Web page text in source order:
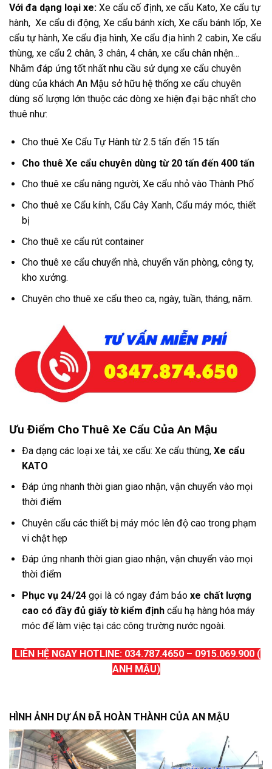
Với đa dạng loại xe: Xe cẩu cố định, xe cẩu Kato, Xe cẩu tự
hành, Xe cẩu di động, Xe cẩu bánh xích, Xe cẩu bánh lốp, Xe
cẩu tự hành, Xe cẩu địa hình, Xe cẩu địa hình 2 cabin, Xe cẩu
thùng, xe cẩu 2 chân, 3 chân, 4 chân, xe cẩu chân nhện…
Nhằm đáp ứng tốt nhất nhu cầu sử dụng xe cẩu chuyên
dùng của khách An Mậu sở hữu hệ thống xe cẩu chuyên
dùng số lượng lớn thuộc các dòng xe hiện đại bậc nhất cho
thuê như:
Cho thuê Xe Cẩu Tự Hành từ 2.5 tấn đến 15 tấn
Cho thuê Xe cẩu chuyên dùng từ 20 tấn đến 400 tấn
Cho thuê xe cẩu nâng người, Xe cẩu nhỏ vào Thành Phố
Cho thuê xe Cẩu kính, Cẩu Cây Xanh, Cẩu máy móc, thiết
bị
Cho thuê xe cẩu rút container
Cho thuê xe cẩu chuyển nhà, chuyển văn phòng, công ty,
kho xưởng.
Chuyên cho thuê xe cẩu theo ca, ngày, tuần, tháng, năm.
Ưu Điểm Cho Thuê Xe Cẩu Của An Mậu
Đa dạng các loại xe tải, xe cẩu: Xe cẩu thùng, Xe cẩu
KATO
Đáp ứng nhanh thời gian giao nhận, vận chuyển vào mọi
thời điểm
Chuyên cẩu các thiết bị máy móc lên độ cao trong phạm
vi chật hẹp
Đáp ứng nhanh thời gian giao nhận, vận chuyển vào mọi
thời điểm
Phục vụ 24/24gọi là có ngay đảm bảo xe chất lượng
cao có đầy đủ giấy tờ kiểm địnhcẩu hạ hàng hóa máy
móc để làm việc tại các công trường nước ngoài.
LIÊN HỆ NGAY HOTLINE: 034.787.4650 – 0915.069.900 (
ANH MẬU)
HÌNH ẢNH DỰ ÁN ĐÃ HOÀN THÀNH CỦA AN MẬU